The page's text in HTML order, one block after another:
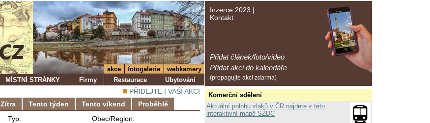
Inzerce 2023 |
Kontakt
Přidat článek/foto/video
Přidat akci do kalendáře
(propagujte akci zdarma)
akce fotogalerie
webkamery
MÍSTNÍ STRÁNKY Firmy Restaurace Ubytování
PŘIDEJTE I VAŠÍ AKCI
Zítra Tento týden Tento víkend
Proběhlé
Typ: Obec/Region:
Komerční sdělení
Aktuální polohu vlaků v ČR najdete v této
interaktivní mapě SŽDC